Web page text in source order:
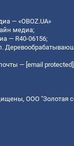
— «OBOZ.UA»
медиа;
— R40-06156;
— [email protected]
ООО "Золотая